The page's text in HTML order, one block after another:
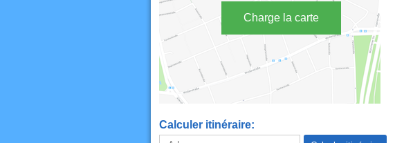
Charge la carte
Calculer itinéraire: